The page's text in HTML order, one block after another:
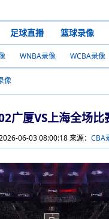
足球直播 篮球录像
WNBA录像 WCBA录像
像
广厦VS上海全场比
06-03 08:00:18 来源： CBA